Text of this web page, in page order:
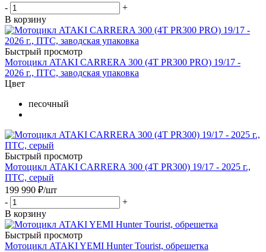
-
+
В корзину
Быстрый просмотр
Мотоцикл ATAKI CARRERA 300 (4T PR300 PRO) 19/17 -
2026 г., ПТС, заводская упаковка
Цвет
песочный
Быстрый просмотр
Мотоцикл ATAKI CARRERA 300 (4T PR300) 19/17 - 2025 г.,
ПТС, серый
199 990 ₽/шт
-
+
В корзину
Быстрый просмотр
Мотоцикл ATAKI YEMI Hunter Tourist, обрешетка